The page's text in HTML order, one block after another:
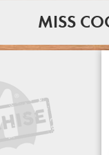
MISS